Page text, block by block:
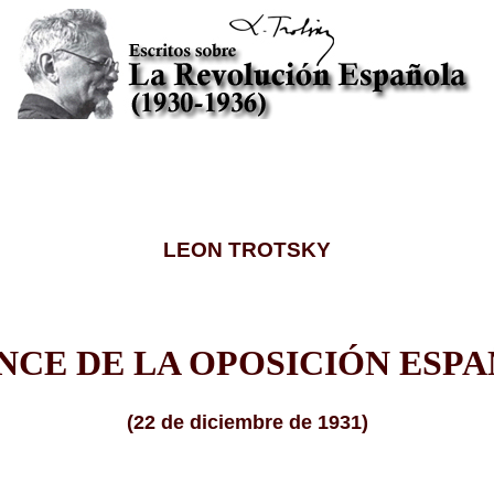
LEON TROTSKY
DE LA OPOSICIÓN
(22 de diciembre de 1931)